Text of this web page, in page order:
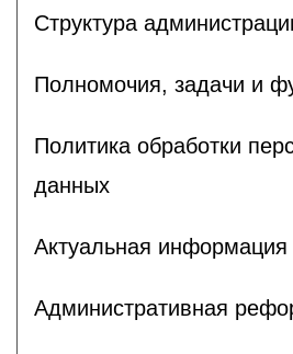
Структура
Полномочия, задачи и
Политика обработки
данных
Актуальная информация
Административная